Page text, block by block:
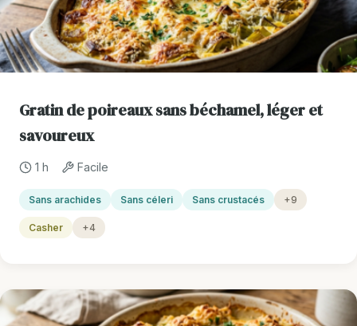
Gratin de poireaux sans béchamel, léger et
savoureux
1 h Facile
Sans arachides Sans céleri Sans crustacés +9
Casher +4